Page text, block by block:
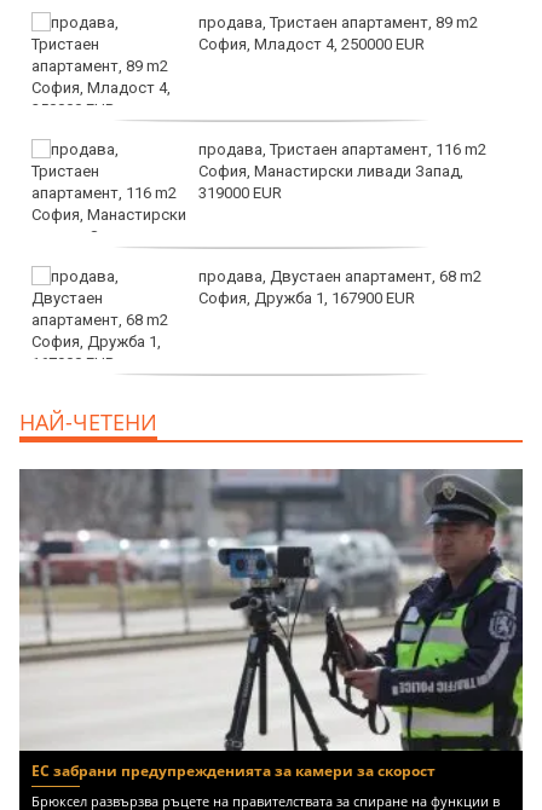
продава, Тристаен апартамент, 89 m2
София, Младост 4, 250000 EUR
продава, Тристаен апартамент, 116 m2
София, Манастирски ливади Запад,
319000 EUR
продава, Двустаен апартамент, 68 m2
София, Дружба 1, 167900 EUR
НАЙ-ЧЕТЕНИ
ЕС забрани предупрежденията за камери за скорост
Брюксел развързва ръцете на правителствата за спиране на функции в